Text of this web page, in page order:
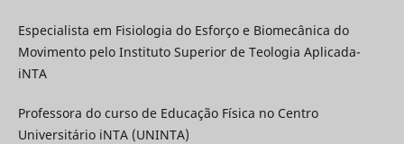
Especialista em Fisiologia do Esforço e Biomecânica do
Movimento pelo Instituto Superior de Teologia Aplicada-
iNTA
Professora do curso de Educação Física no Centro
Universitário iNTA (UNINTA)